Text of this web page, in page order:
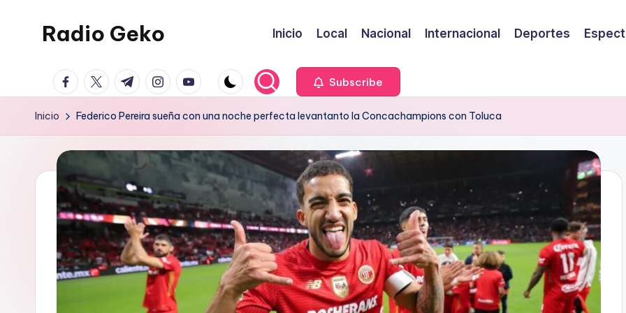
contenido
Radio Geko
Geko
Inicio Local Nacional Internacional Deportes
facebook.com
twitter.com
t.me instagram.com
youtube.com Subscribe
Inicio Federico Pereira sueña con una noche perfecta levantanto la Concachampions con Toluca